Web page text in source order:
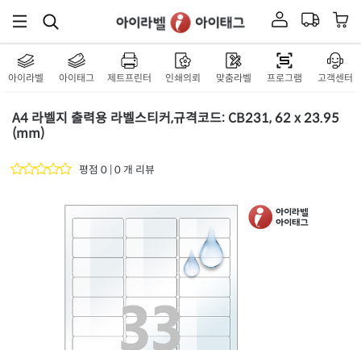
아이라벨 아이태그 제트프린터 인쇄의뢰 맞춤라벨 프로그램 고객센터
A4 라벨지 출력용 라벨스티커,규격코드: CB231, 62 x 23.95
(mm)
평점 0 | 0 개 리뷰